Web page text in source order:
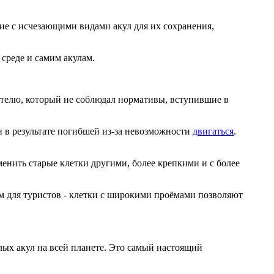
с исчезающими видами акул для их сохранения,
и самим акулам.
который не соблюдал нормативы, вступившие в
результате погибшей из-за невозможности двигаться.
старые клетки другими, более крепкими и с более
для туристов - клетки с широкими проёмами позволяют
акул на всей планете. Это самый настоящий